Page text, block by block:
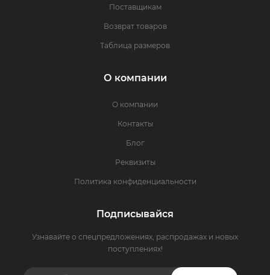
Поставщикам
Возврат товаров
Таблица размеров
О компании
О компании
Контакты
Блог
Реквизиты
Политика конфиденциальности
Подписывайся
Узнавайте о спецпредложениях, распродажах и новых
поступлениях!